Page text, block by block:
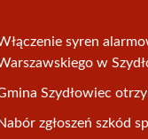
syren
w
Szydłowiec
zgłoszeń szkód